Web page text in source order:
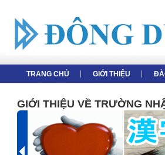
TRANG CHỦ GIỚI THIỆU
GIỚI THIỆU VỀ TRƯỜNG